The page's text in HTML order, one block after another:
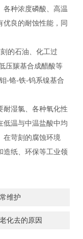
种浓度磷酸、高温
优良的耐蚀性能，同
的石油、化工过
压羰基合成醋酸等
-铬-铁-钨系镍基合
湿氯、各种氧化性
低温与中温盐酸中均
在苛刻的腐蚀环境
造纸、环保等工业领
维护
化去的原因